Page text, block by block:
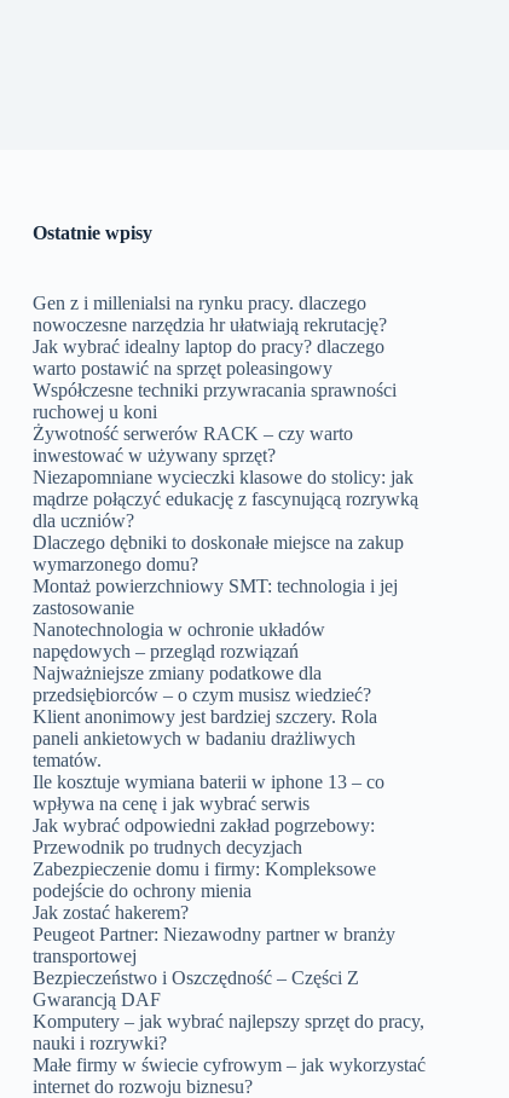
Ostatnie wpisy
Gen z i millenialsi na rynku pracy. dlaczego
nowoczesne narzędzia hr ułatwiają rekrutację?
Jak wybrać idealny laptop do pracy? dlaczego
warto postawić na sprzęt poleasingowy
Współczesne techniki przywracania sprawności
ruchowej u koni
Żywotność serwerów RACK – czy warto
inwestować w używany sprzęt?
Niezapomniane wycieczki klasowe do stolicy: jak
mądrze połączyć edukację z fascynującą rozrywką
dla uczniów?
Dlaczego dębniki to doskonałe miejsce na zakup
wymarzonego domu?
Montaż powierzchniowy SMT: technologia i jej
zastosowanie
Nanotechnologia w ochronie układów
napędowych – przegląd rozwiązań
Najważniejsze zmiany podatkowe dla
przedsiębiorców – o czym musisz wiedzieć?
Klient anonimowy jest bardziej szczery. Rola
paneli ankietowych w badaniu drażliwych
tematów.
Ile kosztuje wymiana baterii w iphone 13 – co
wpływa na cenę i jak wybrać serwis
Jak wybrać odpowiedni zakład pogrzebowy:
Przewodnik po trudnych decyzjach
Zabezpieczenie domu i firmy: Kompleksowe
podejście do ochrony mienia
Jak zostać hakerem?
Peugeot Partner: Niezawodny partner w branży
transportowej
Bezpieczeństwo i Oszczędność – Części Z
Gwarancją DAF
Komputery – jak wybrać najlepszy sprzęt do pracy,
nauki i rozrywki?
Małe firmy w świecie cyfrowym – jak wykorzystać
internet do rozwoju biznesu?